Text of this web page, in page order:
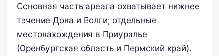
Основная часть ареала охватывает нижнее
течение Дона и Волги; отдельные
местонахождения в Приуралье
(Оренбургская область и Пермский край).